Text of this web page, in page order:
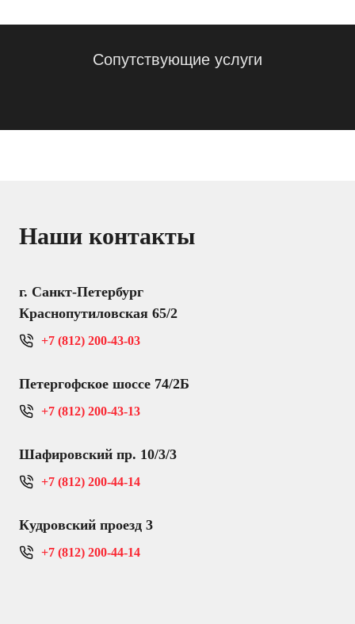
Сопутствующие услуги
Наши контакты
г. Санкт-Петербург
Краснопутиловская 65/2
+7 (812) 200-43-03
Петергофское шоссе 74/2Б
+7 (812) 200-43-13
Шафировский пр. 10/3/3
+7 (812) 200-44-14
Кудровский проезд 3
+7 (812) 200-44-14